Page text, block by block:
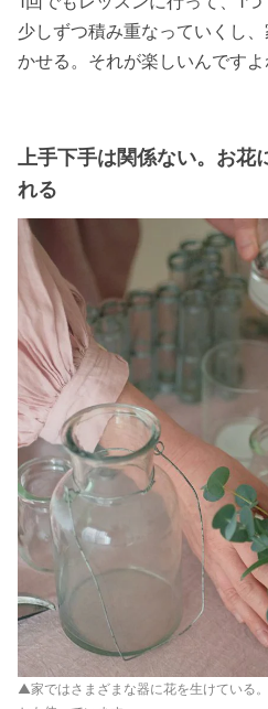
少しずつ積み重なっていくし
かせる。それが楽しいんですよ
上手下手は関係ない。お
れる
▲家ではさまざまな器に花を生けている